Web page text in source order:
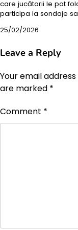
care jucătorii le pot
participa la sondaje
25/02/2026
Leave a Reply
Your email
are marked *
Comment *